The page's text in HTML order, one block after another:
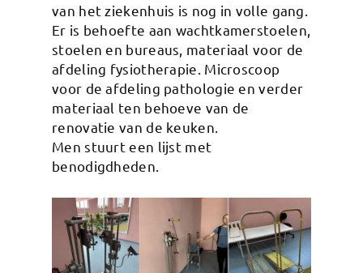
van het ziekenhuis is nog in volle gang.
Er is behoefte aan wachtkamerstoelen,
stoelen en bureaus, materiaal voor de
afdeling fysiotherapie. Microscoop
voor de afdeling pathologie en verder
materiaal ten behoeve van de
renovatie van de keuken.
Men stuurt een lijst met
benodigdheden.